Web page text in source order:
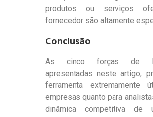
produtos ou serviços
fornecedor são altamente
Conclusão
As cinco forças de
apresentadas neste artigo,
ferramenta extremamente
empresas quanto para
dinâmica competitiva de